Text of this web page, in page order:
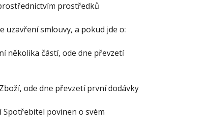
prostředků
uzavření smlouvy, a pokud jde o:
několika částí, ode dne převzetí
ode dne převzetí první dodávky
Spotřebitel povinen o svém